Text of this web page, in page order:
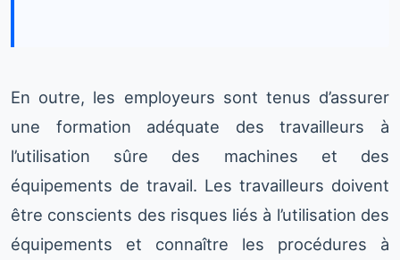
En outre, les employeurs sont tenus d’assurer
une formation adéquate des travailleurs à
l’utilisation sûre des machines et des
équipements de travail. Les travailleurs doivent
être conscients des risques liés à l’utilisation des
équipements et connaître les procédures à